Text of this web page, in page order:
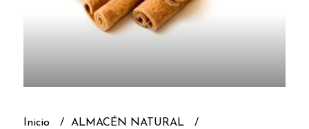
Inicio
ALMACÉN NATURAL